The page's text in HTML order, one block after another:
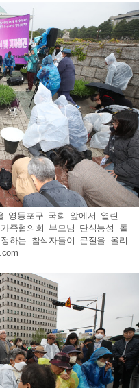
영등포구 국회 앞에서 열린
족협의회 부모님 단식농성 돌
하는 참석자들이 큰절을 올리